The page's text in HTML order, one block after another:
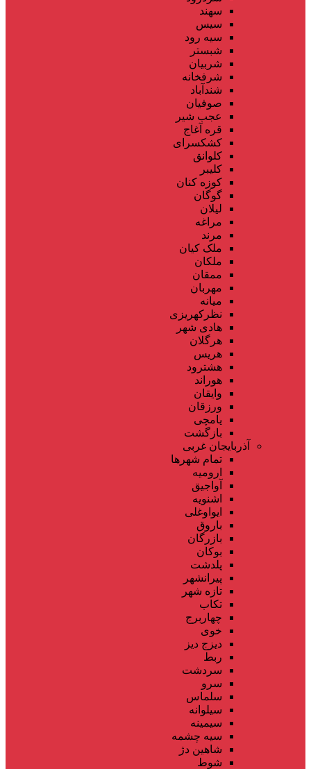
سهند
سیس
سیه رود
شبستر
شربیان
شرفخانه
شندآباد
صوفیان
عجب شیر
قره آغاج
کشکسرای
کلوانق
کلیبر
کوزه کنان
گوگان
لیلان
مراغه
مرند
ملک کیان
ملکان
ممقان
مهربان
میانه
نظرکهریزی
هادی شهر
هرگلان
هریس
هشترود
هوراند
وایقان
ورزقان
یامچی
بازگشت
آذربایجان غربی
تمام شهر‌ها
ارومیه
آواجیق
اشنویه
ایواوغلی
باروق
بازرگان
بوکان
پلدشت
پیرانشهر
تازه شهر
تکاب
چهاربرج
خوی
دیزج دیز
ربط
سردشت
سرو
سلماس
سیلوانه
سیمینه
سیه چشمه
شاهین دژ
شوط